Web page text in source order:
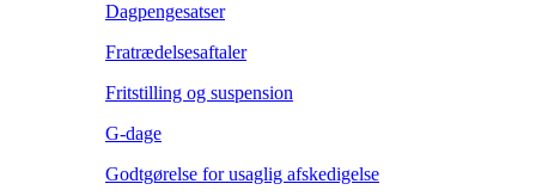
Dagpengesatser
Fratrædelsesaftaler
Fritstilling og suspension
G-dage
Godtgørelse for usaglig afskedigelse